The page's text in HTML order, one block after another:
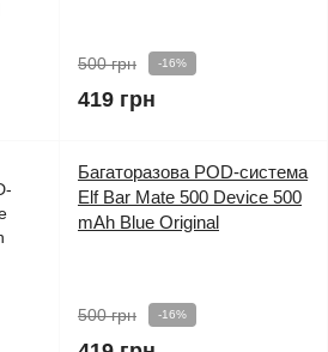
500 грн -16%
419 грн
Багаторазова POD-система
Elf Bar Mate 500 Device 500
mAh Blue Original
500 грн -16%